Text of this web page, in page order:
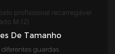
De Tamanho
guardas